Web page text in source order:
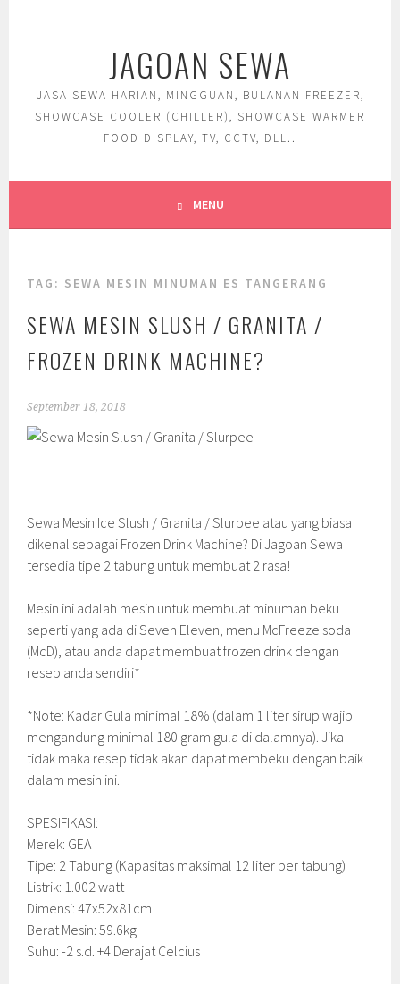
JAGOAN SEWA
JASA SEWA HARIAN, MINGGUAN, BULANAN FREEZER,
SHOWCASE COOLER (CHILLER), SHOWCASE WARMER
FOOD DISPLAY, TV, CCTV, DLL..
MENU
TAG: SEWA MESIN MINUMAN ES TANGERANG
SEWA MESIN SLUSH / GRANITA /
FROZEN DRINK MACHINE?
September 18, 2018
Sewa Mesin Ice Slush / Granita / Slurpee atau yang biasa
dikenal sebagai Frozen Drink Machine? Di Jagoan Sewa
tersedia tipe 2 tabung untuk membuat 2 rasa!
Mesin ini adalah mesin untuk membuat minuman beku
seperti yang ada di Seven Eleven, menu McFreeze soda
(McD), atau anda dapat membuat frozen drink dengan
resep anda sendiri*
*Note: Kadar Gula minimal 18% (dalam 1 liter sirup wajib
mengandung minimal 180 gram gula di dalamnya). Jika
tidak maka resep tidak akan dapat membeku dengan baik
dalam mesin ini.
SPESIFIKASI:
Merek: GEA
Tipe: 2 Tabung (Kapasitas maksimal 12 liter per tabung)
Listrik: 1.002 watt
Dimensi: 47x52x81cm
Berat Mesin: 59.6kg
Suhu: -2 s.d. +4 Derajat Celcius